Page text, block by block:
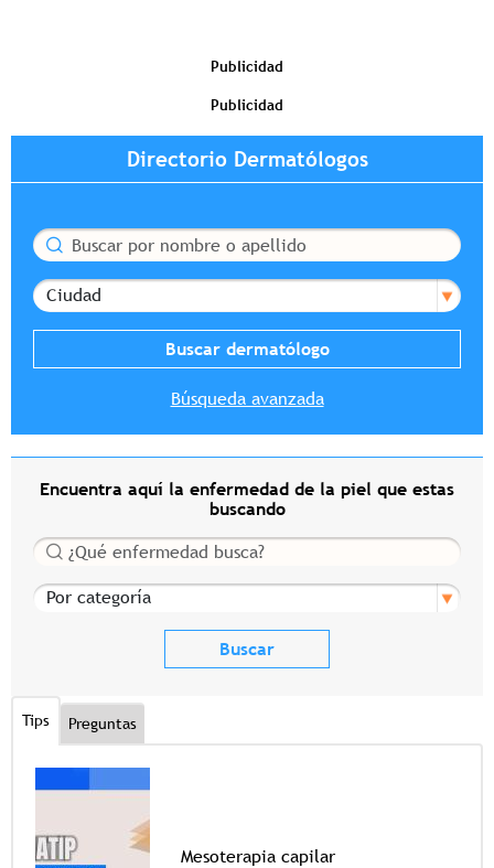
Publicidad
Publicidad
Directorio Dermatólogos
Buscar
Ciudad
Búsqueda avanzada
Encuentra aquí la enfermedad de la piel que estas
buscando
Buscar
Por categoría
Tips Preguntas
Mesoterapia capilar